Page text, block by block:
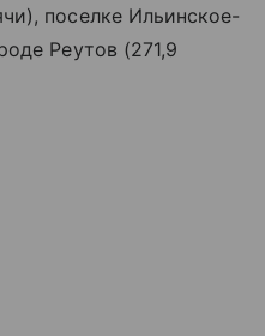
поселке Ильинское-
Реутов (271,9